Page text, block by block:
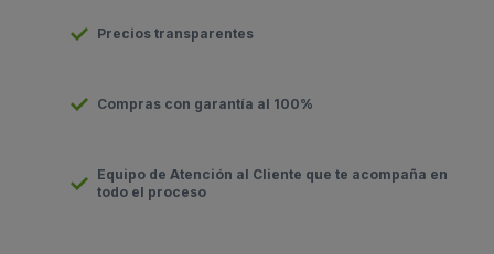
Precios transparentes
Compras con garantía al 100%
Equipo de Atención al Cliente que te acompaña en
todo el proceso